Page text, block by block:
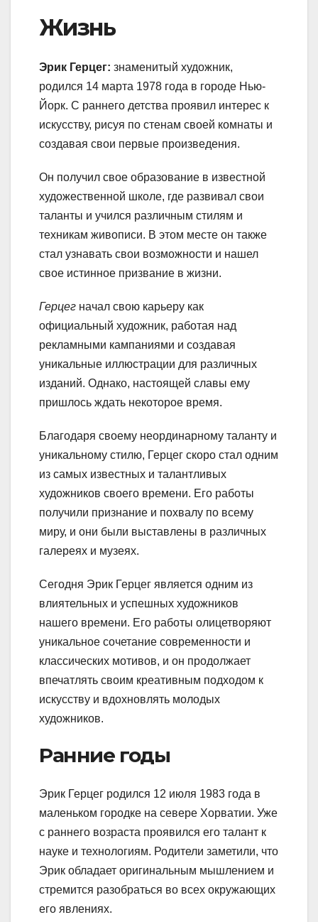
Жизнь
Эрик Герцег: знаменитый художник,
родился 14 марта 1978 года в городе Нью-
Йорк. С раннего детства проявил интерес к
искусству, рисуя по стенам своей комнаты и
создавая свои первые произведения.
Он получил свое образование в известной
художественной школе, где развивал свои
таланты и учился различным стилям и
техникам живописи. В этом месте он также
стал узнавать свои возможности и нашел
свое истинное призвание в жизни.
Герцег начал свою карьеру как
официальный художник, работая над
рекламными кампаниями и создавая
уникальные иллюстрации для различных
изданий. Однако, настоящей славы ему
пришлось ждать некоторое время.
Благодаря своему неординарному таланту и
уникальному стилю, Герцег скоро стал одним
из самых известных и талантливых
художников своего времени. Его работы
получили признание и похвалу по всему
миру, и они были выставлены в различных
галереях и музеях.
Сегодня Эрик Герцег является одним из
влиятельных и успешных художников
нашего времени. Его работы олицетворяют
уникальное сочетание современности и
классических мотивов, и он продолжает
впечатлять своим креативным подходом к
искусству и вдохновлять молодых
художников.
Ранние годы
Эрик Герцег родился 12 июля 1983 года в
маленьком городке на севере Хорватии. Уже
с раннего возраста проявился его талант к
науке и технологиям. Родители заметили, что
Эрик обладает оригинальным мышлением и
стремится разобраться во всех окружающих
его явлениях.